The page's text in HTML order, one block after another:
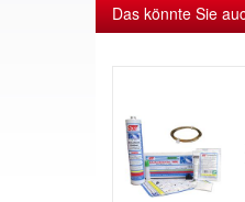
Das könnte Sie